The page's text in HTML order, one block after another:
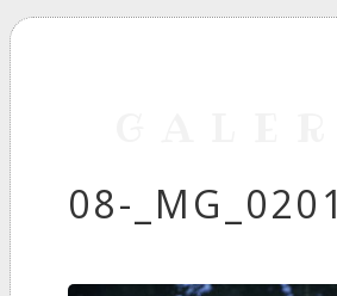
08-_MG_0201